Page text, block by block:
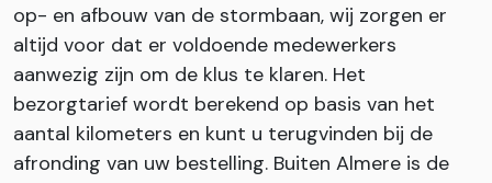
op- en afbouw van de stormbaan, wij zorgen er
altijd voor dat er voldoende medewerkers
aanwezig zijn om de klus te klaren. Het
bezorgtarief wordt berekend op basis van het
aantal kilometers en kunt u terugvinden bij de
afronding van uw bestelling. Buiten Almere is de